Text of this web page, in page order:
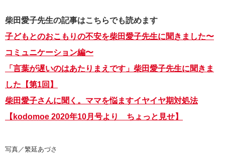
柴田愛子先生の記事はこちらでも読めます
子どもとのおこもりの不安を柴田愛子先生に聞きました〜
コミュニケーション編〜
「言葉が遅いのはあたりまえです」柴田愛子先生に聞きま
した【第1回】
柴田愛子さんに聞く。ママを悩ますイヤイヤ期対処法
【kodomoe 2020年10月号より ちょっと見せ】
写真／繁延あづさ